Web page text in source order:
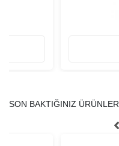
SON BAKTIĞINIZ ÜRÜNLER